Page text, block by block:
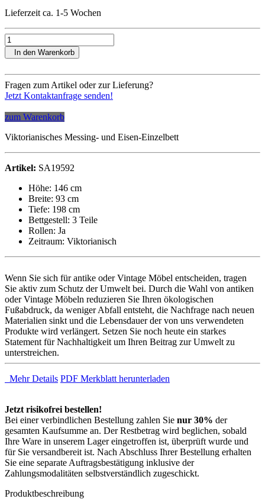
Lieferzeit ca. 1-5 Wochen
In den Warenkorb
Fragen zum Artikel oder zur Lieferung?
Jetzt Kontaktanfrage senden!
zum Warenkorb
Viktorianisches Messing- und Eisen-Einzelbett
Artikel: SA19592
Höhe: 146 cm
Breite: 93 cm
Tiefe: 198 cm
Bettgestell: 3 Teile
Rollen: Ja
Zeitraum: Viktorianisch
Wenn Sie sich für antike oder Vintage Möbel entscheiden, tragen
Sie aktiv zum Schutz der Umwelt bei. Durch die Wahl von antiken
oder Vintage Möbeln reduzieren Sie Ihren ökologischen
Fußabdruck, da weniger Abfall entsteht, die Nachfrage nach neuen
Materialien sinkt und die Lebensdauer der von uns verwendeten
Produkte wird verlängert. Setzen Sie noch heute ein starkes
Statement für Nachhaltigkeit um Ihren Beitrag zur Umwelt zu
unterstreichen.
Mehr Details PDF Merkblatt herunterladen
Jetzt risikofrei bestellen!
Bei einer verbindlichen Bestellung zahlen Sie nur 30% der
gesamten Kaufsumme an. Der Restbetrag wird beglichen, sobald
Ihre Ware in unserem Lager eingetroffen ist, überprüft wurde und
für Sie versandbereit ist. Nach Abschluss Ihrer Bestellung erhalten
Sie eine separate Auftragsbestätigung inklusive der
Zahlungsmodalitäten selbstverständlich zugeschickt.
Produktbeschreibung